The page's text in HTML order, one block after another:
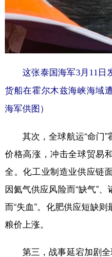
这张泰国海军3月11日
货船在霍尔木兹海峡海域
海军供图）
其次，全球航运“命门”
价格高涨，冲击全球贸易
全。化工业制造业供应链
因氦气供应风险而“缺气”
而“失血”。化肥供应短缺
粮价上涨。
第三，战事延宕加剧全